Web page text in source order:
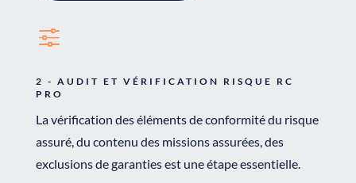
f
2 - AUDIT ET VÉRIFICATION RISQUE RC
PRO
La vérification des éléments de conformité du risque
assuré, du contenu des missions assurées, des
exclusions de garanties est une étape essentielle.